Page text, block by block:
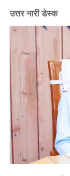
उत्तर नारी डेस्क